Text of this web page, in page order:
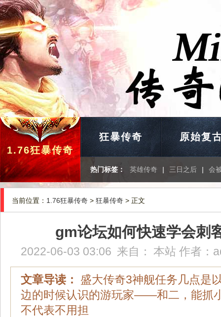
1.76狂暴传奇
狂暴传奇 原始复
热门标签： 英雄传奇 | 三日之后 | 会
当前位置： 1.76狂暴传奇 > 狂暴传奇 > 正文
gm论坛如何快速学会刺
2022-06-03 03:06 来自： 本站 作者：
文章导读：
盛大传奇3神舰任务几点是
边的时候认识的游玩家——和二，能抓
不代表不用担